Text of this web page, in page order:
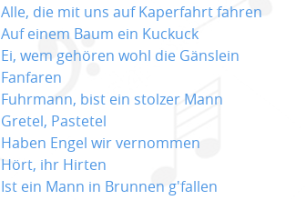
Alle, die mit uns auf Kaperfahrt fahren
Auf einem Baum ein Kuckuck
Ei, wem gehören wohl die Gänslein
Fanfaren
Fuhrmann, bist ein stolzer Mann
Gretel, Pastetel
Haben Engel wir vernommen
Hört, ihr Hirten
Ist ein Mann in Brunnen g'fallen